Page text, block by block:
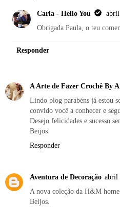
Carla - Hello You
Obrigada Paula, o teu
Responder
A Arte de Fazer Crochê By
Lindo blog parabéns já estou
convido você a conhecer e
Desejo felicidades e sucesso
Beijos
Responder
Aventura de Decoração abril
A nova coleção da H&M
Beijos.